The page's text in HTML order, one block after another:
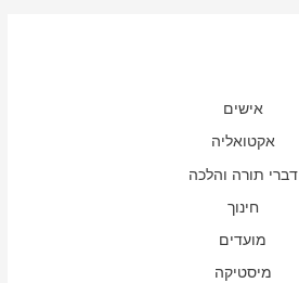
אישים
אקטואליה
דברי תורה והלכה
חינוך
מועדים
מיסטיקה